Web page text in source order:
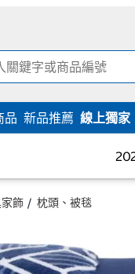
品 新品推薦 線上獨家
飾 枕頭、被毯